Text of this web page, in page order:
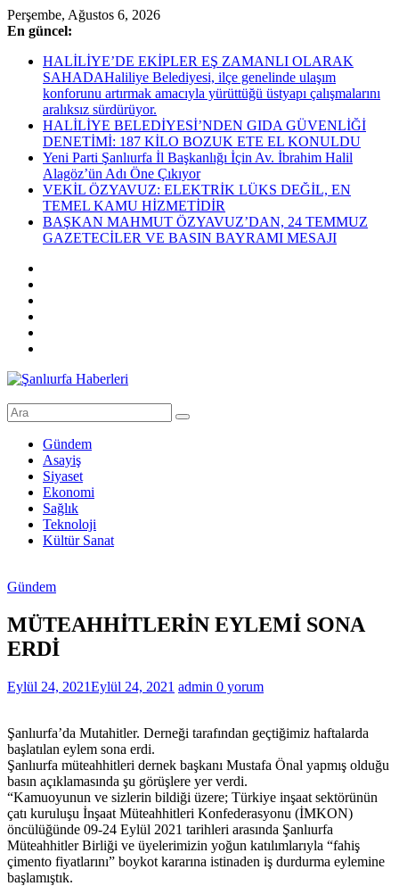
Skip
to
Perşembe, Ağustos 6, 2026
En güncel:
HALİLİYE’DE EKİPLER EŞ ZAMANLI OLARAK
SAHADAHaliliye Belediyesi, ilçe genelinde ulaşım
konforunu artırmak amacıyla yürüttüğü üstyapı çalışmalarını
aralıksız sürdürüyor.
HALİLİYE BELEDİYESİ’NDEN GIDA GÜVENLİĞİ
DENETİMİ: 187 KİLO BOZUK ETE EL KONULDU
Yeni Parti Şanlıurfa İl Başkanlığı İçin Av. İbrahim Halil
Alagöz’ün Adı Öne Çıkıyor
VEKİL ÖZYAVUZ: ELEKTRİK LÜKS DEĞİL, EN
TEMEL KAMU HİZMETİDİR
BAŞKAN MAHMUT ÖZYAVUZ’DAN, 24 TEMMUZ
GAZETECİLER VE BASIN BAYRAMI MESAJI
Şanlıurfa
Dakika
Şanlıurfa
Haberleri
Gündem
Asayiş
Siyaset
Ekonomi
Sağlık
Teknoloji
Kültür Sanat
Gündem
MÜTEAHHİTLERİN EYLEMİ SONA
ERDİ
Eylül 24, 2021Eylül 24, 2021 admin 0 yorum
Şanlıurfa’da Mutahitler. Derneği tarafından geçtiğimiz haftalarda
başlatılan eylem sona erdi.
Şanlıurfa müteahhitleri dernek başkanı Mustafa Önal yapmış olduğu
basın açıklamasında şu görüşlere yer verdi.
“Kamuoyunun ve sizlerin bildiği üzere; Türkiye inşaat sektörünün
çatı kuruluşu İnşaat Müteahhitleri Konfederasyonu (İMKON)
öncülüğünde 09-24 Eylül 2021 tarihleri arasında Şanlıurfa
Müteahhitler Birliği ve üyelerimizin yoğun katılımlarıyla “fahiş
çimento fiyatlarını” boykot kararına istinaden iş durdurma eylemine
başlamıştık.